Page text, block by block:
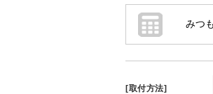
[取付方法]